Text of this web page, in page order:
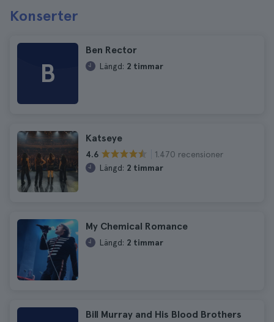
Konserter
B
Ben Rector
Längd: 2 timmar
Katseye
4.6
1.470 recensioner
Längd: 2 timmar
My Chemical Romance
Längd: 2 timmar
Bill Murray and His Blood Brothers